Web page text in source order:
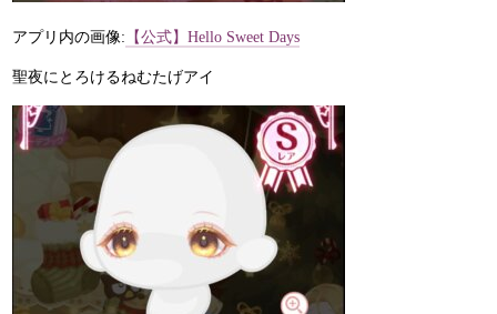
アプリ内の画像: 【公式】Hello Sweet Days
聖夜にとろけるねむたげアイ